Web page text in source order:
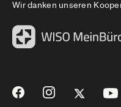
Wir danken unseren